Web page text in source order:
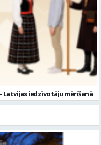
iedzīvotāju mērīšanā